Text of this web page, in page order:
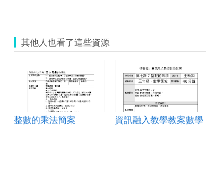
其他人也看了這些資源
整數的乘法簡案
資訊融入教學教案數學